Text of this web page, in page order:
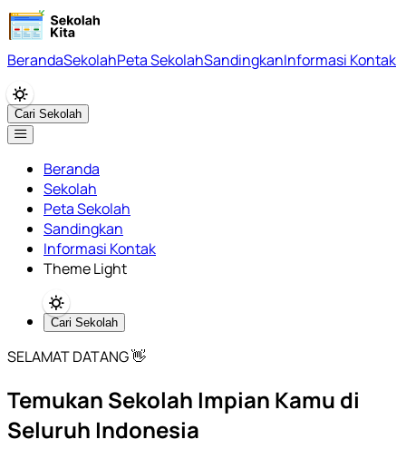
BerandaSekolahPeta SekolahSandingkanInformasi Kontak
Cari Sekolah
Beranda
Sekolah
Peta Sekolah
Sandingkan
Informasi Kontak
Theme Light
Cari Sekolah
SELAMAT DATANG 👋
Temukan Sekolah Impian Kamu di
Seluruh Indonesia